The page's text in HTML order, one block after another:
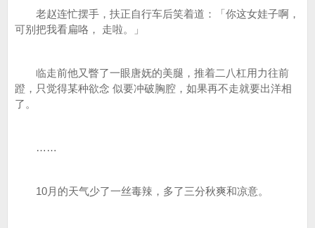
老赵连忙摆手，扶正自行车后笑着道：「你这女娃子啊，
可别把我看扁咯， 走啦。」
临走前他又瞥了一眼唐妩的美腿，推着二八杠用力往前
蹬，只觉得某种欲念 似要冲破胸腔，如果再不走就要出洋相
了。
……
10月的天气少了一丝毒辣，多了三分秋爽和凉意。